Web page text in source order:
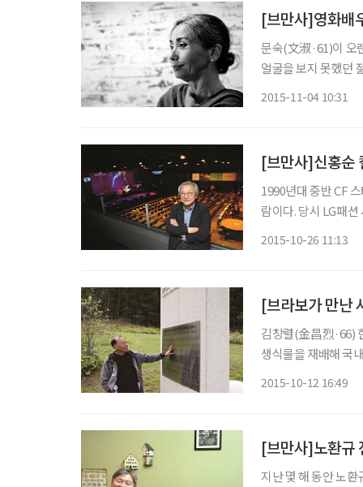
[브만사]영화배
문숙(文淑·61)이 오
얼굴을 보지 못했던
2015-11-04 10:31
[브만사]신홍순
1990년대 중반 CF
람이다. 당시 LG패
2015-10-26 11:13
[브라보가 만난
김창렬(金昌烈·66)
생식물을 재배해 국
2015-10-12 16:49
[브만사]노환규
지난 몇 해 동안 노